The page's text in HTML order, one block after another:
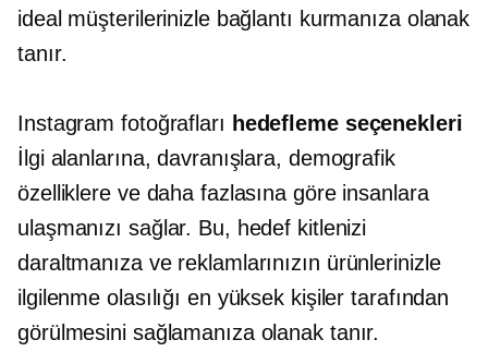
ideal müşterilerinizle bağlantı kurmanıza olanak
tanır.
Instagram fotoğrafları hedefleme seçenekleri
İlgi alanlarına, davranışlara, demografik
özelliklere ve daha fazlasına göre insanlara
ulaşmanızı sağlar. Bu, hedef kitlenizi
daraltmanıza ve reklamlarınızın ürünlerinizle
ilgilenme olasılığı en yüksek kişiler tarafından
görülmesini sağlamanıza olanak tanır.